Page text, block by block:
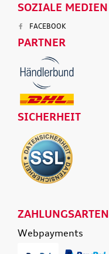
SOZIALE MEDIEN
FACEBOOK
PARTNER
SICHERHEIT
ZAHLUNGSARTEN
Webpayments